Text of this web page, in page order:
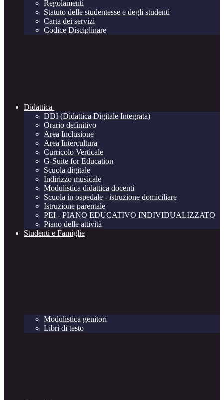
Regolamenti
Statuto delle studentesse e degli studenti
Carta dei servizi
Codice Disciplinare
Didattica
DDI (Didattica Digitale Integrata)
Orario definitivo
Area Inclusione
Area Intercultura
Curricolo Verticale
G-Suite for Education
Scuola digitale
Indirizzo musicale
Modulistica didattica docenti
Scuola in ospedale - istruzione domiciliare
Istruzione parentale
PEI - PIANO EDUCATIVO INDIVIDUALIZZATO
Piano delle attività
Studenti e Famiglie
Modulistica genitori
Libri di testo